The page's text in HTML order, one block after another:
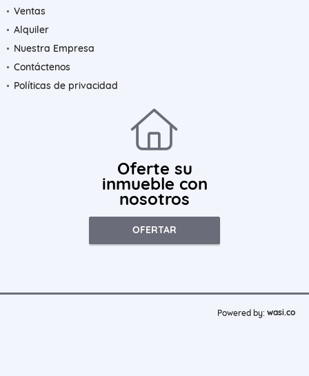
Ventas
Alquiler
Nuestra Empresa
Contáctenos
Políticas de privacidad
Oferte su
inmueble con
nosotros
OFERTAR
Powered by: wasi.co